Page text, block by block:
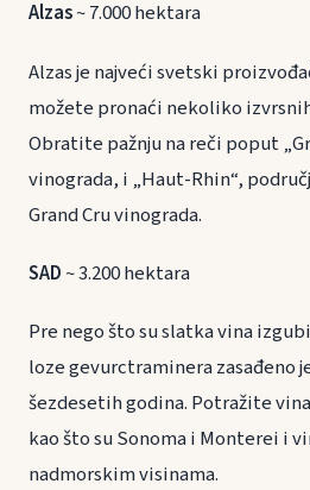
Alzas~ 7.000 hektara
Alzas je najveći svetski
možete pronaći nekoliko
Obratite pažnju na reči poput
vinograda, i „Haut-Rhin“,
Grand Cru vinograda.
SAD~ 3.200 hektara
Pre nego što su slatka vina
loze gevurctraminera zasađeno
šezdesetih godina. Potražite
kao što su Sonoma i Monterei i
nadmorskim visinama.